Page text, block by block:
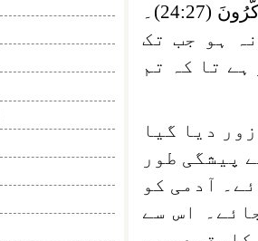
(24:27)۔
ہو جب تک
تا کہ تم
دیا گیا
پیشگی طور
آدمی کو
اس سے